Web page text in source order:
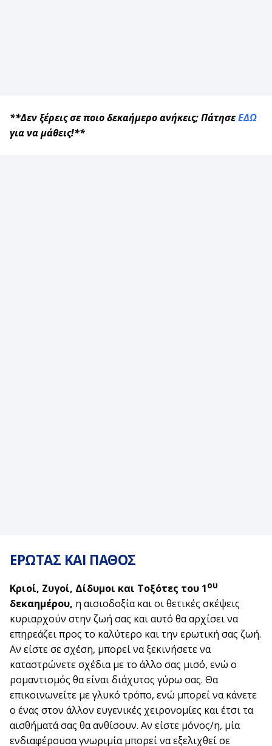
**Δεν ξέρεις σε ποιο δεκαήμερο ανήκεις; ΠάτησεΕΔΩ
για να μάθεις!**
ΕΡΩΤΑΣ ΚΑΙ ΠΑΘΟΣ
Κριοί, Ζυγοί, Δίδυμοι και Τοξότες του 1ου
δεκαημέρου, η αισιοδοξία και οι θετικές σκέψεις
κυριαρχούν στην ζωή σας και αυτό θα αρχίσει να
επηρεάζει προς το καλύτερο και την ερωτική σας ζωή.
Αν είστε σε σχέση, μπορεί να ξεκινήσετε να
καταστρώνετε σχέδια με το άλλο σας μισό, ενώ ο
ρομαντισμός θα είναι διάχυτος γύρω σας. Θα
επικοινωνείτε με γλυκό τρόπο, ενώ μπορεί να κάνετε
ο ένας στον άλλον ευγενικές χειρονομίες και έτσι τα
αισθήματά σας θα ανθίσουν. Αν είστε μόνος/η, μία
ενδιαφέρουσα γνωριμία μπορεί να εξελιχθεί σε